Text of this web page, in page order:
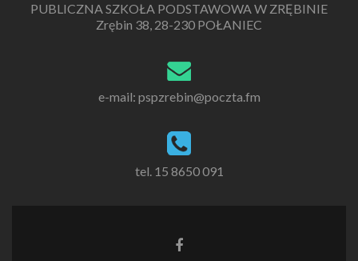
PUBLICZNA SZKOŁA PODSTAWOWA W ZRĘBINIE
Zrębin 38, 28-230 POŁANIEC
e-mail: pspzrebin@poczta.fm
tel. 15 8650 091
Link